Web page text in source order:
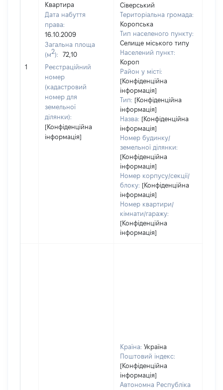
1
Квартира
Дата набуття
права:
16.10.2009
Загальна площа
(м2):
72,10
Реєстраційний
номер
(кадастровий
номер для
земельної
ділянки):
[Конфіденційна
інформація]
Сіверський
Територіальна громада:
Коропська
Тип населеного пункту:
Селище міського типу
Населений пункт:
Короп
Район у місті:
[Конфіденційна
інформація]
Тип: [Конфіденційна
інформація]
Назва: [Конфіденційна
інформація]
Номер будинку/
земельної ділянки:
[Конфіденційна
інформація]
Номер корпусу/секції/
блоку: [Конфіденційна
інформація]
Номер квартири/
кімнати/гаражу:
[Конфіденційна
інформація]
Країна: Україна
Поштовий індекс:
[Конфіденційна
інформація]
Автономна Республіка